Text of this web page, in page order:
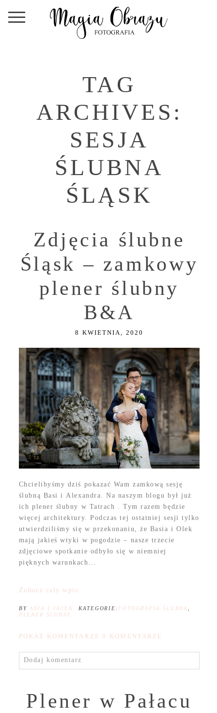
TAG
ARCHIVES:
SESJA
ŚLUBNA
ŚLĄSK
Zdjęcia ślubne
Śląsk – zamkowy
plener ślubny
B&A
8 KWIETNIA, 2020
Chcielibyśmy dziś pokazać Wam zamkową sesję
ślubną Basi i Alexandra. Na naszym blogu był już
ich plener ślubny w Tatrach . Tym razem będzie
więcej architektury. Podczas tej ostatniej sesji tylko
utwierdziliśmy się w przekonaniu, że Basia i Olek
mają jakieś wtyki w pogodzie – nasze trzecie
zdjęciowe spotkanie odbyło się w niemniej
pięknych warunkach...
Zobacz cały wpis
BY ANIA I JACEK KATEGORIE: FOTOGRAFIA ŚLUBNA
PLENER ŚLUBNY
POKAŻ KOMENTARZE 0 KOMENTARZE
Dodaj komentarz
Plener w Pałacu